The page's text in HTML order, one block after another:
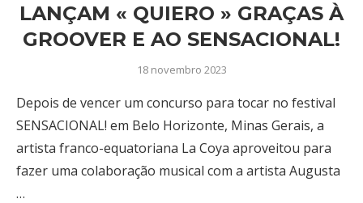
LANÇAM « QUIERO » GRAÇAS À
GROOVER E AO SENSACIONAL!
18 novembro 2023
Depois de vencer um concurso para tocar no festival
SENSACIONAL! em Belo Horizonte, Minas Gerais, a
artista franco-equatoriana La Coya aproveitou para
fazer uma colaboração musical com a artista Augusta
…